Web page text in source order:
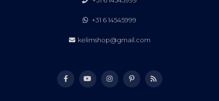
+31 6 14545999
kelimshop@gmail.com